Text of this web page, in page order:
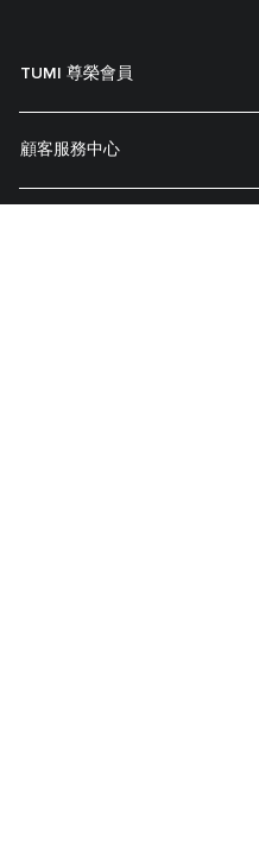
TUMI 尊榮會員
顧客服務中心